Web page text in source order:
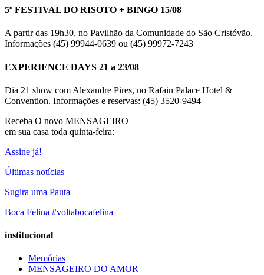
5º FESTIVAL DO RISOTO + BINGO 15/08
A partir das 19h30, no Pavilhão da Comunidade do São Cristóvão.
Informações (45) 99944-0639 ou (45) 99972-7243
EXPERIENCE DAYS 21 a 23/08
Dia 21 show com Alexandre Pires, no Rafain Palace Hotel &
Convention. Informações e reservas: (45) 3520-9494
Receba O novo MENSAGEIRO
em sua casa toda quinta-feira:
Assine já!
Últimas notícias
Sugira uma Pauta
Boca Felina #voltabocafelina
institucional
Memórias
MENSAGEIRO DO AMOR